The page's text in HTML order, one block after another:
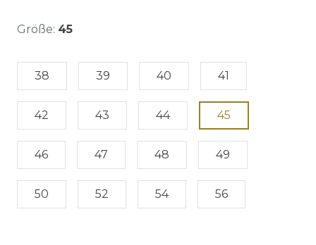
Größe: 45
38 39 40 41
42 43 44 45
46 47 48 49
50 52 54 56